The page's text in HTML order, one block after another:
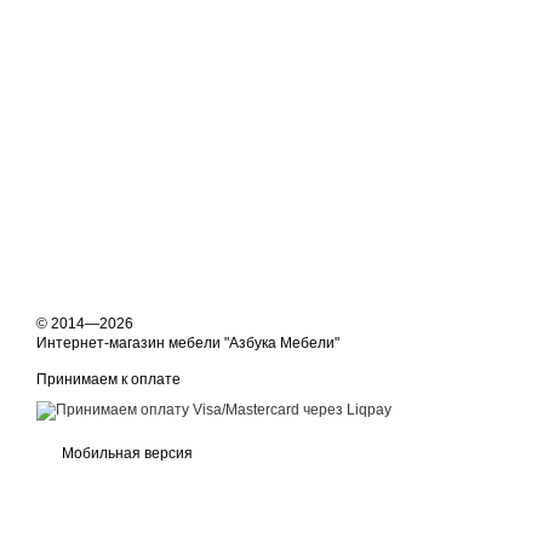
© 2014—2026
Интернет-магазин мебели "Азбука Мебели"
Принимаем к оплате
Мобильная версия